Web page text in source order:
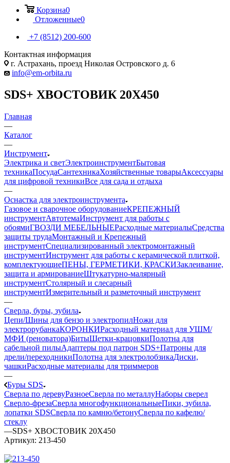
Корзина0
Отложенные0
+7 (8512) 200-600
Контактная информация
г. Астрахань, проезд Николая Островского д. 6
info@em-orbita.ru
SDS+ ХВОСТОВИК 20Х450
Главная
—
Каталог
—
Инструмент
Электрика и светЭлектроинструментБытовая
техникаПосудаСантехникаХозяйственные товарыАксессуары
для цифровой техникиВсе для сада и отдыха
—
Оснастка для электроинструмента
Газовое и сварочное оборудованиеКРЕПЕЖНЫЙ
инструментАвтотемаИнструмент для работы с
обоямиГВОЗДИ МЕБЕЛЬНЫЕРасходные материалыСредства
защиты трудаМонтажный и Крепежный
инструментСпециализированный электромонтажный
инструментИнструмент для работы с керамической плиткой,
комплектующиеПЕНЫ, ГЕРМЕТИКИ, КРАСКИЗаклеивание,
защита и армированиеШтукатурно-малярный
инструментСтолярный и слесарный
инструментИзмерительный и разметочный инструмент
—
Сверла, буры, зубила
Цепи/Шины для бензо и электропилНожи для
электрорубанкаКОРОНКИРасходный материал для УШМ/
МФИ (реноватора)БитыЩетки-крацовкиПолотна для
сабельной пилыАдаптеры под патрон SDS+Патроны для
дрели/переходникиПолотна для электролобзикаДиски,
чашкиРасходные материалы для триммеров
—
Буры SDS
Сверла по деревуРазноеСверла по металлуНаборы сверел
Сверло-фрезаСверла многофункциональныеПики, зубила,
лопатки SDSСверла по камню/бетонуСверла по кафелю/
стеклу
—SDS+ ХВОСТОВИК 20Х450
Артикул: 213-450